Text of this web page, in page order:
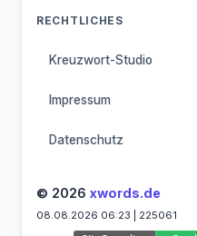
RECHTLICHES
Kreuzwort-Studio
Impressum
Datenschutz
© 2026 xwords.de
08.08.2026 06:23 | 225061